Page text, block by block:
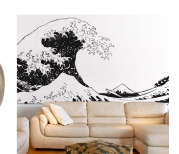
de
prix :
43,99€
à